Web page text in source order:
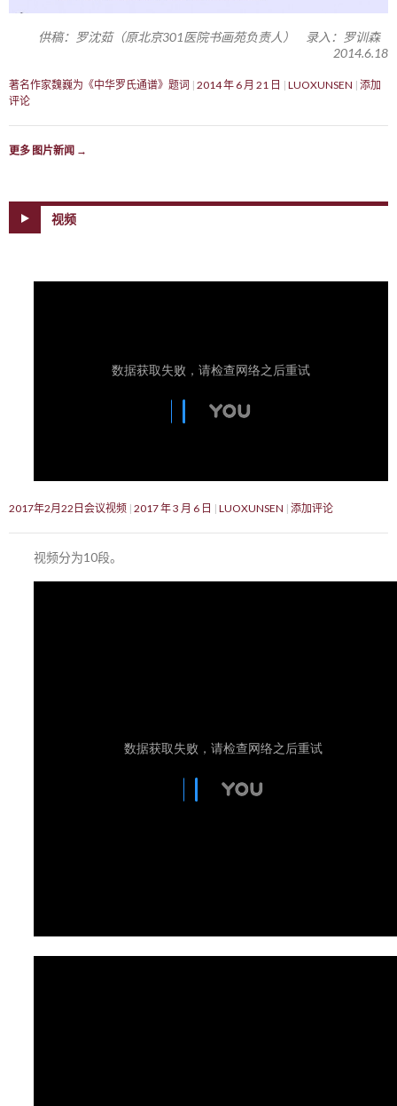
供稿：罗沈茹（原北京301医院书画苑负责人） 录入：罗训森
2014.6.18
著名作家魏巍为《中华罗氏通谱》题词 2014 年 6 月 21 日 LUOXUNSEN 添加
评论
更多 图片新闻 →
视频
2017年2月22日会议视频 2017 年 3 月 6 日 LUOXUNSEN 添加评论
视频分为10段。